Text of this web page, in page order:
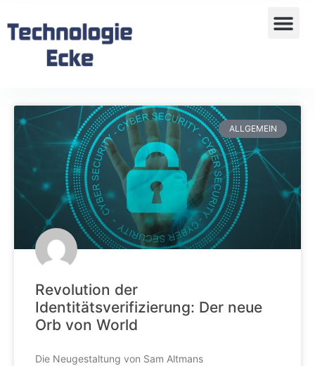
ALLGEMEIN
Revolution der
Identitätsverifizierung: Der neue
Orb von World
Die Neugestaltung von Sam Altmans